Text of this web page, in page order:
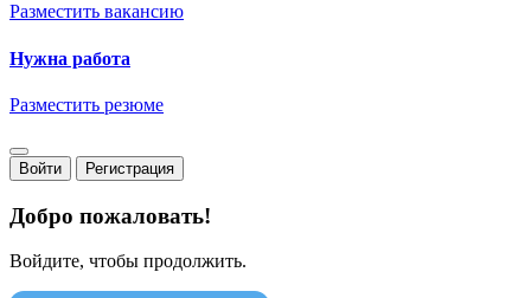
Разместить вакансию
Нужна работа
Разместить резюме
Войти Регистрация
Добро пожаловать!
Войдите, чтобы продолжить.